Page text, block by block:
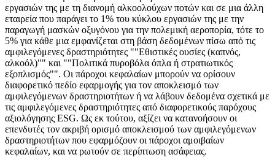
εργασιών της με τη διανομή αλκοολούχων ποτών και σε μια άλλη
εταιρεία που παράγει το 1% του κύκλου εργασιών της με την
παραγωγή μασκών οξυγόνου για την πολεμική αεροπορία, τότε το
5% για κάθε μια εμφανίζεται στη βάση δεδομένων πίσω από τις
αμφιλεγόμενες δραστηριότητες ""Εθιστικές ουσίες (καπνός,
αλκοόλ)"" και ""Πολιτικά πυροβόλα όπλα ή στρατιωτικός
εξοπλισμός"". Οι πάροχοι κεφαλαίων μπορούν να ορίσουν
διαφορετικό πεδίο εφαρμογής για τον αποκλεισμό των
αμφιλεγόμενων δραστηριοτήτων ή να λάβουν δεδομένα σχετικά με
τις αμφιλεγόμενες δραστηριότητες από διαφορετικούς παρόχους
αξιολόγησης ESG. Ως εκ τούτου, αξίζει να κατανοήσουν οι
επενδυτές τον ακριβή ορισμό αποκλεισμού των αμφιλεγόμενων
δραστηριοτήτων που εφαρμόζουν οι πάροχοι αμοιβαίων
κεφαλαίων, και να ρωτούν σε περίπτωση ασάφειας.